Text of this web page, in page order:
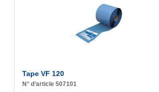
Tape VF 120
N° d’article 507101